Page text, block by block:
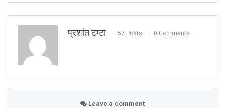
प्रशांत टम्टा 57 Posts 0 Comments
Leave a comment